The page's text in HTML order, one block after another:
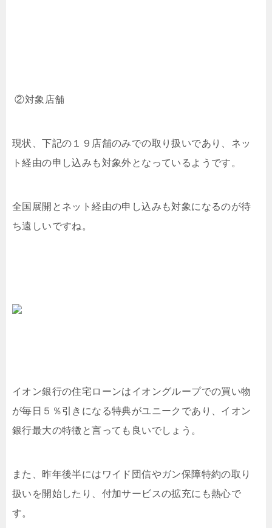
②対象店舗
現状、下記の１９店舗のみでの取り扱いであり、ネッ
ト経由の申し込みも対象外となっているようです。
全国展開とネット経由の申し込みも対象になるのが待
ち遠しいですね。
イオン銀行の住宅ローンはイオングループでの買い物
が毎日５％引きになる特典がユニークであり、イオン
銀行最大の特徴と言っても良いでしょう。
また、昨年後半にはワイド団信やガン保障特約の取り
扱いを開始したり、付加サービスの拡充にも熱心で
す。